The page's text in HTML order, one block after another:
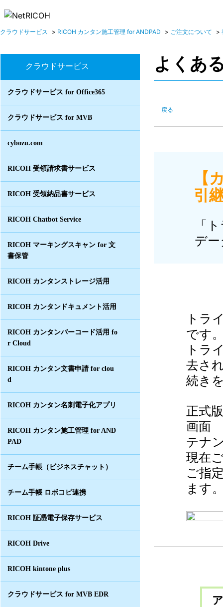
クラウドサービス > RICOH カンタン施工管理 for ANDPAD > ご注文について >
クラウドサービス
クラウドサービス for Office365
クラウドサービス for MVB
cybozu.com
RICOH 受領請求書サービス
RICOH 受領納品書サービス
RICOH Chatbot Service
RICOH マーキングスキャン for 文
書保管
RICOH カンタンストレージ活用
RICOH カンタンドキュメント活用
RICOH カンタンバーコード活用 fo
r Cloud
RICOH カンタン文書申請 for clou
d
RICOH カンタン名刺電子化アプリ
RICOH カンタン施工管理 for AND
PAD
チーム手帳（ビジネスチャット）
チーム手帳 ロボコピ連携
RICOH 証憑電子保存サービス
RICOH Drive
RICOH kintone plus
クラウドサービス for MVB EDR
よくあ
戻る
【
引
「
デ
トラ
です
トラ
去さ
続き
正式
画面
テナ
現在
ご指
ます